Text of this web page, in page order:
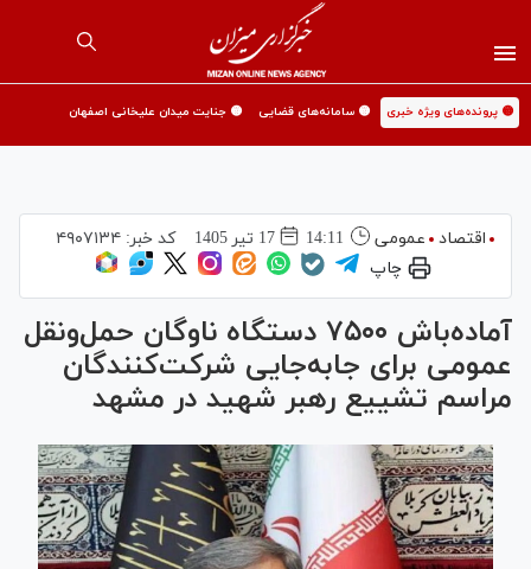
🟡 پرونده‌های ویژه خبری 🟡 سامانه‌های قضایی 🟡 جنایت میدان علیخانی اصفهان
اقتصاد عمومی 14:11 17 تير 1405 کد خبر: ۴۹۰۷۱۳۴
چاپ
آماده‌باش ۷۵۰۰ دستگاه ناوگان حمل‌ونقل
عمومی برای جابه‌جایی شرکت‌کنندگان
مراسم تشییع رهبر شهید در مشهد